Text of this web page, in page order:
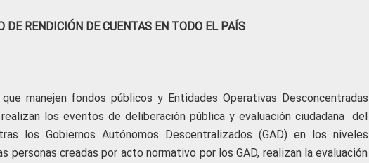
DE RENDICIÓN DE CUENTAS EN TODO EL PAÍS
manejen fondos públicos y Entidades Operativas Desconcentradas
los eventos de deliberación pública y evaluación ciudadana del
los Gobiernos Autónomos Descentralizados (GAD) en los niveles
personas creadas por acto normativo por los GAD, realizan la evaluación